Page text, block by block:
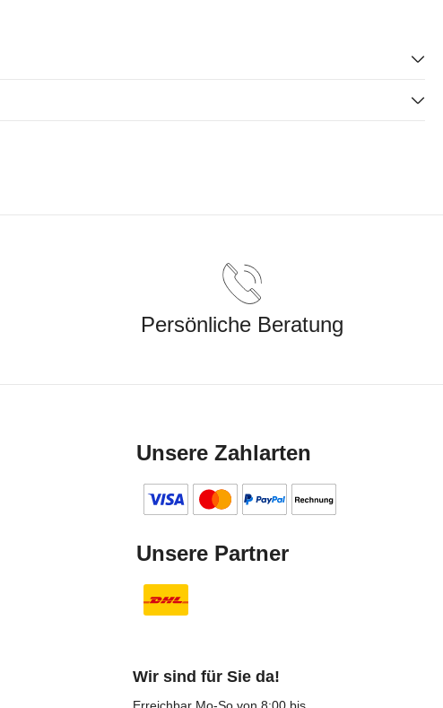
Persönliche Beratung
Unsere Zahlarten
Unsere Partner
Wir sind für Sie da!